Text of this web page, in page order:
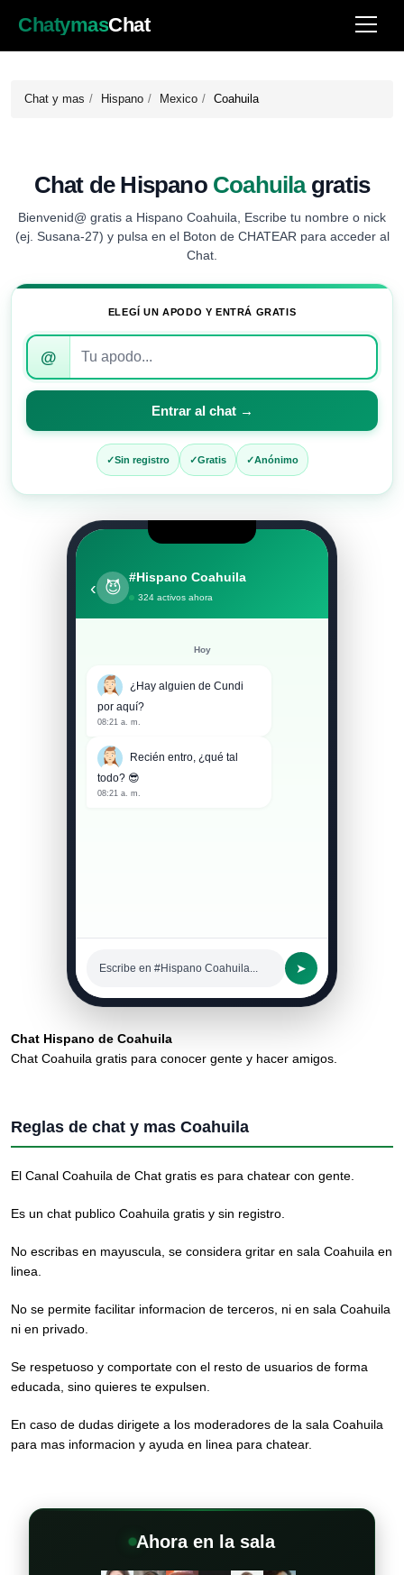
ChatymasChat
Chat y mas Hispano Mexico Coahuila
Chat de Hispano Coahuilagratis
Bienvenid@ gratis a Hispano Coahuila, Escribe tu nombre o nick
(ej. Susana-27) y pulsa en el Boton de CHATEAR para acceder al
Chat.
ELEGÍ UN APODO Y ENTRÁ GRATIS
Introduce
apodo
para
entrar
@
Entrar al chat →
Sin registro Gratis Anónimo
‹ 😈
#Hispano Coahuila
324 activos ahora
Hoy
¿Hay alguien de Cundi
por aquí?
08:21 a. m.
Recién entro, ¿qué tal
todo? 😎
08:21 a. m.
Escribe en #Hispano Coahuila... ➤
Chat Hispano de Coahuila
Chat Coahuila gratis para conocer gente y hacer amigos.
Reglas de chat y mas Coahuila
El Canal Coahuila de Chat gratis es para chatear con gente.
Es un chat publico Coahuila gratis y sin registro.
No escribas en mayuscula, se considera gritar en sala Coahuila en
linea.
No se permite facilitar informacion de terceros, ni en sala Coahuila
ni en privado.
Se respetuoso y comportate con el resto de usuarios de forma
educada, sino quieres te expulsen.
En caso de dudas dirigete a los moderadores de la sala Coahuila
para mas informacion y ayuda en linea para chatear.
Ahora en la sala